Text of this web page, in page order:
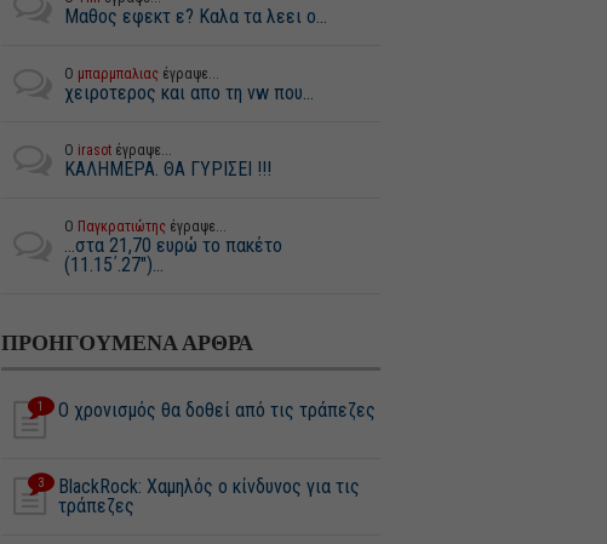
Μαθος εφεκτ ε? Καλα τα λεει ο...
Ο μπαρμπαλιαςέγραψε...
χειροτερος και απο τη vw που...
Ο irasotέγραψε...
ΚΑΛΗΜΕΡΑ. ΘΑ ΓΥΡΙΣΕΙ !!!
Ο Παγκρατιώτηςέγραψε...
...στα 21,70 ευρώ το πακέτο
(11.15΄.27")...
ΠΡΟΗΓΟΥΜΕΝΑ ΑΡΘΡΑ
1 Ο χρονισμός θα δοθεί από τις τράπεζες
3
BlackRock: Χαμηλός ο κίνδυνος για τις
τράπεζες